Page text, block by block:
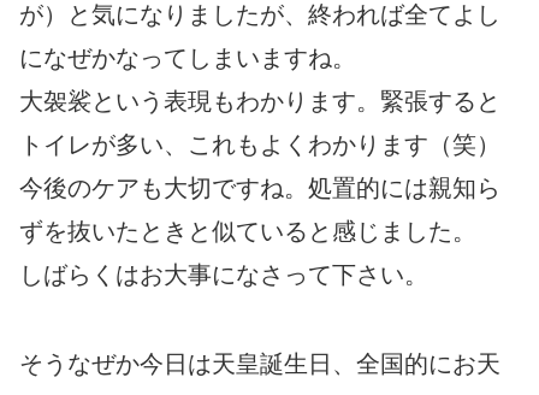
が）と気になりましたが、終われば全てよし
になぜかなってしまいますね。
大袈裟という表現もわかります。緊張すると
トイレが多い、これもよくわかります（笑）
今後のケアも大切ですね。処置的には親知ら
ずを抜いたときと似ていると感じました。
しばらくはお大事になさって下さい。
そうなぜか今日は天皇誕生日、全国的にお天